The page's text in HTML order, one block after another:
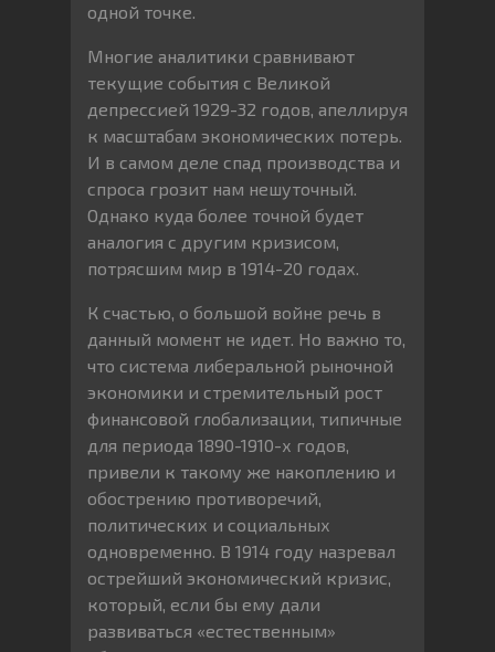
одной точке.
Многие аналитики сравнивают
текущие события с Великой
депрессией 1929-32 годов, апеллируя
к масштабам экономических потерь.
И в самом деле спад производства и
спроса грозит нам нешуточный.
Однако куда более точной будет
аналогия с другим кризисом,
потрясшим мир в 1914-20 годах.
К счастью, о большой войне речь в
данный момент не идет. Но важно то,
что система либеральной рыночной
экономики и стремительный рост
финансовой глобализации, типичные
для периода 1890-1910-х годов,
привели к такому же накоплению и
обострению противоречий,
политических и социальных
одновременно. В 1914 году назревал
острейший экономический кризис,
который, если бы ему дали
развиваться «естественным»